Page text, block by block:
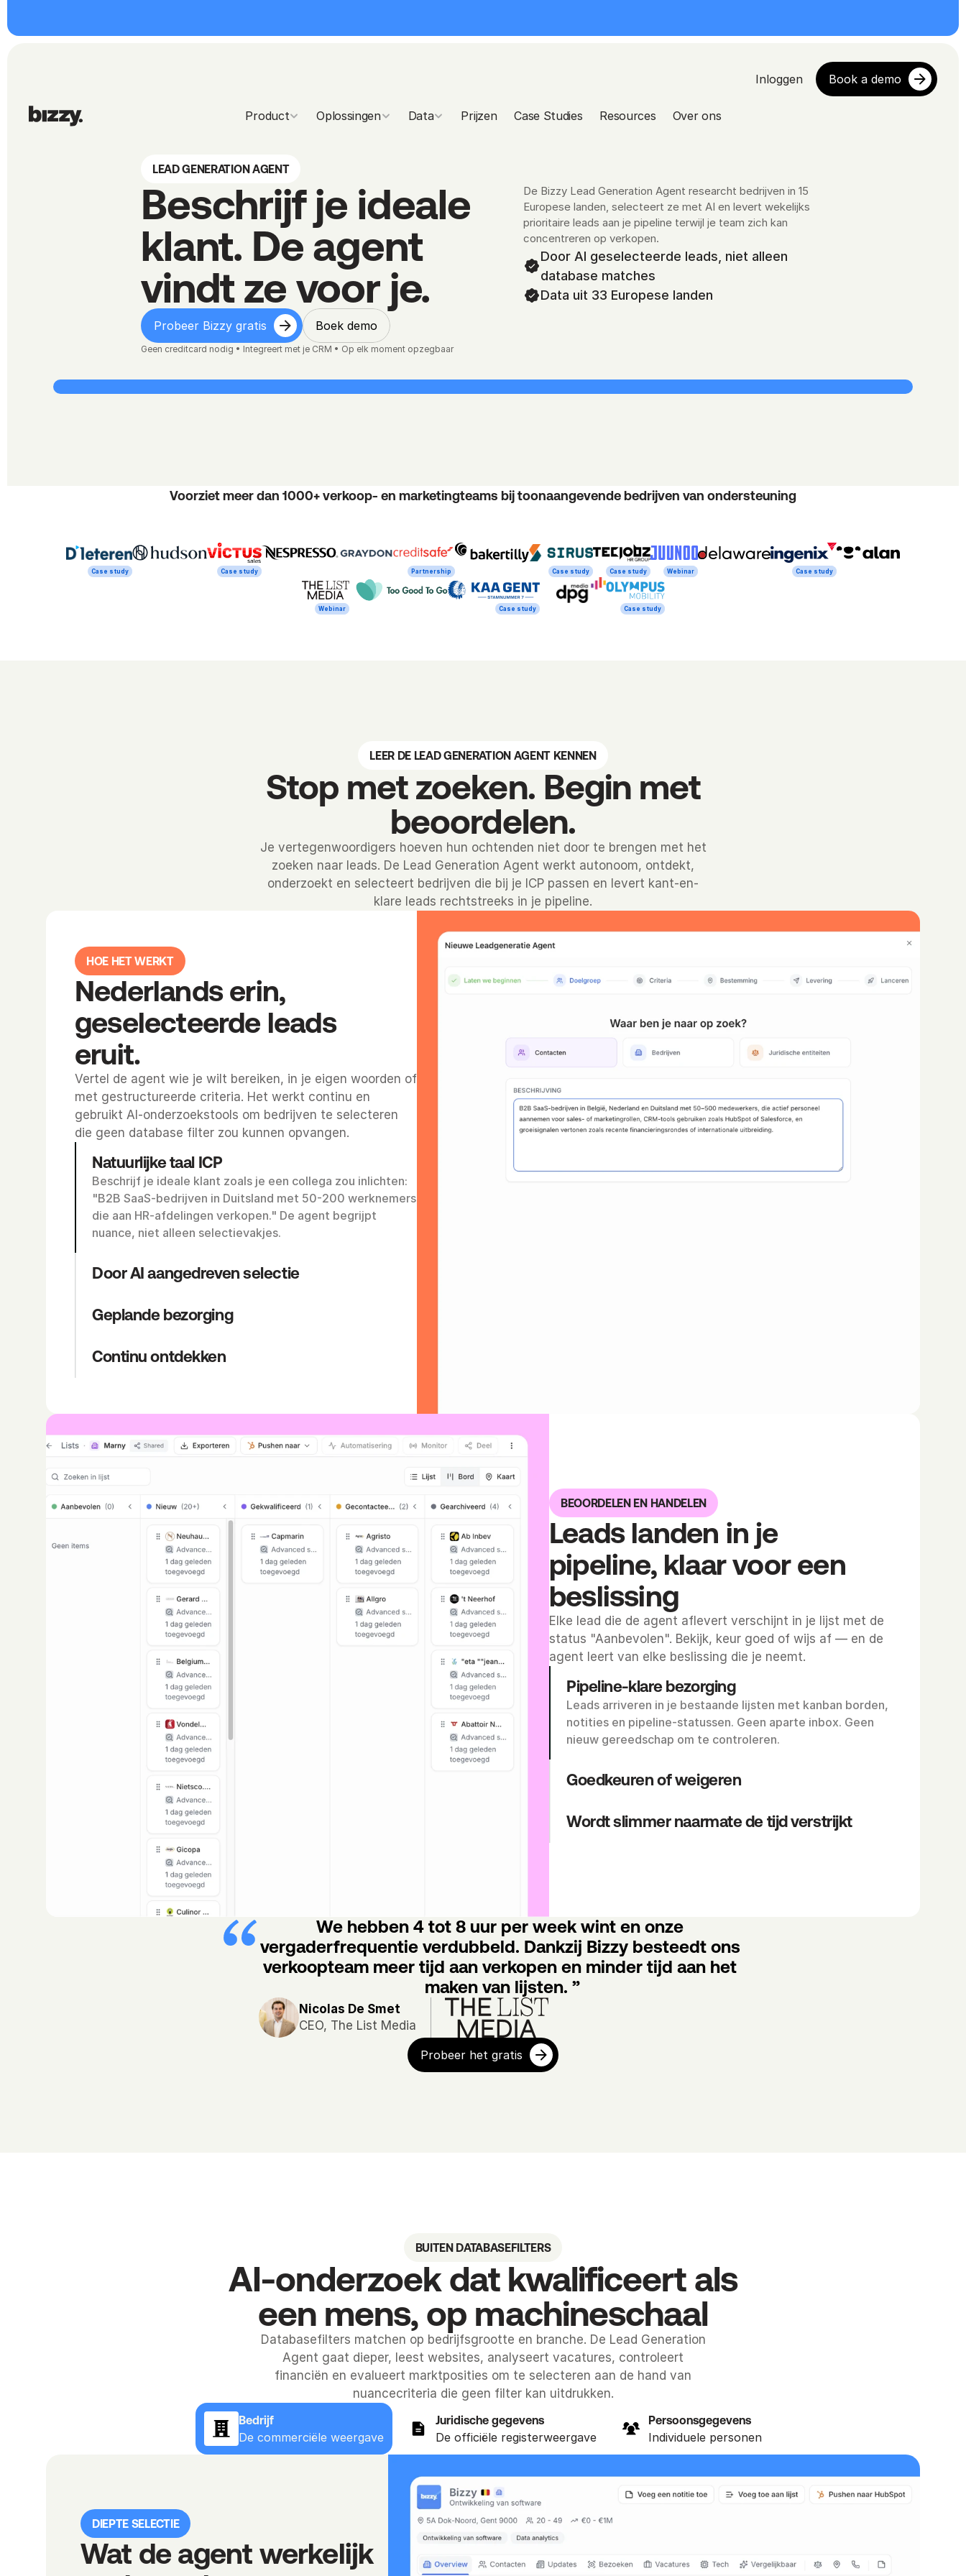
Product Oplossingen Data Prijzen Case Studies Resources Over ons
Inloggen Book a demo
LEAD GENERATION AGENT
Beschrijf je ideale
klant. De agent
vindt ze voor je.
Probeer Bizzy gratis Boek demo
Geen creditcard nodig • Integreert met je CRM • Op elk moment opzegbaar
De Bizzy Lead Generation Agent researcht bedrijven in 15
Europese landen, selecteert ze met AI en levert wekelijks
prioritaire leads aan je pipeline terwijl je team zich kan
concentreren op verkopen.
Door AI geselecteerde leads, niet alleen
database matches
Data uit 33 Europese landen
Voorziet meer dan 1000+ verkoop- en marketingteams bij toonaangevende bedrijven van ondersteuning
Case study Case study Partnership Case study Case study Webinar Case study
Webinar Case study Case study
LEER DE LEAD GENERATION AGENT KENNEN
Stop met zoeken. Begin met
beoordelen.
Je vertegenwoordigers hoeven hun ochtenden niet door te brengen met het
zoeken naar leads. De Lead Generation Agent werkt autonoom, ontdekt,
onderzoekt en selecteert bedrijven die bij je ICP passen en levert kant-en-
klare leads rechtstreeks in je pipeline.
HOE HET WERKT
Nederlands erin,
geselecteerde leads
eruit.
Vertel de agent wie je wilt bereiken, in je eigen woorden of
met gestructureerde criteria. Het werkt continu en
gebruikt AI-onderzoekstools om bedrijven te selecteren
die geen database filter zou kunnen opvangen.
Natuurlijke taal ICP
Beschrijf je ideale klant zoals je een collega zou inlichten:
"B2B SaaS-bedrijven in Duitsland met 50-200 werknemers
die aan HR-afdelingen verkopen." De agent begrijpt
nuance, niet alleen selectievakjes.
Door AI aangedreven selectie
Geplande bezorging
Continu ontdekken
BEOORDELEN EN HANDELEN
Leads landen in je
pipeline, klaar voor een
beslissing
Elke lead die de agent aflevert verschijnt in je lijst met de
status "Aanbevolen". Bekijk, keur goed of wijs af — en de
agent leert van elke beslissing die je neemt.
Pipeline-klare bezorging
Leads arriveren in je bestaande lijsten met kanban borden,
notities en pipeline-statussen. Geen aparte inbox. Geen
nieuw gereedschap om te controleren.
Goedkeuren of weigeren
Wordt slimmer naarmate de tijd verstrijkt
We hebben 4 tot 8 uur per week wint en onze
vergaderfrequentie verdubbeld. Dankzij Bizzy besteedt ons
verkoopteam meer tijd aan verkopen en minder tijd aan het
maken van lijsten. ”
Nicolas De Smet
CEO, The List Media
Probeer het gratis
BUITEN DATABASEFILTERS
AI-onderzoek dat kwalificeert als
een mens, op machineschaal
Databasefilters matchen op bedrijfsgrootte en branche. De Lead Generation
Agent gaat dieper, leest websites, analyseert vacatures, controleert
financiën en evalueert marktposities om te selecteren aan de hand van
nuancecriteria die geen filter kan uitdrukken.
Bedrijf
De commerciële weergave
Juridische gegevens
De officiële registerweergave
Persoonsgegevens
Individuele personen
DIEPTE SELECTIE
Wat de agent werkelijk